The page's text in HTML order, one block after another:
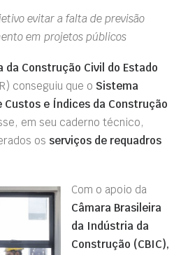
evitar a falta de previsão
em projetos públicos
Construção Civil do Estado
conseguiu que o Sistema
Custos e Índices da Construção
em seu caderno técnico,
os serviços de requadros
Com o apoio da
Câmara Brasileira
da Indústria da
Construção (CBIC),